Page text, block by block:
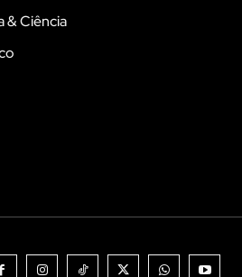
& Ciência